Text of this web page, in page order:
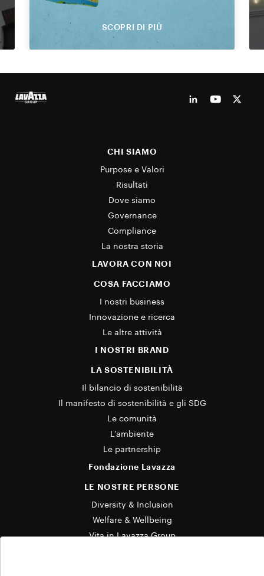
SCOPRI DI PIÙ
CHI SIAMO
Purpose e Valori
Risultati
Dove siamo
Governance
Compliance
La nostra storia
LAVORA CON NOI
COSA FACCIAMO
I nostri business
Innovazione e ricerca
Le altre attività
I NOSTRI BRAND
LA SOSTENIBILITÀ
Il bilancio di sostenibilità
Il manifesto di sostenibilità e gli SDG
Le comunità
L'ambiente
Le partnership
Fondazione Lavazza
LE NOSTRE PERSONE
Diversity & Inclusion
Welfare & Wellbeing
Vita in Lavazza Group